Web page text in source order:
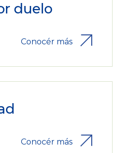
duelo
Conocér más
Conocér más